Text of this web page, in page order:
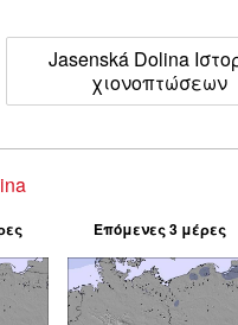
Jasenská Dolina
χιονοπτώσεων
Επόμενες 3 μέρες